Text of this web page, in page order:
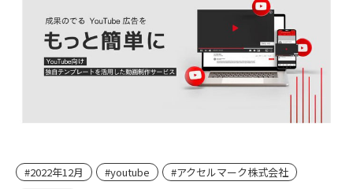
#2022年12月 #youtube
#アクセルマーク株式会社